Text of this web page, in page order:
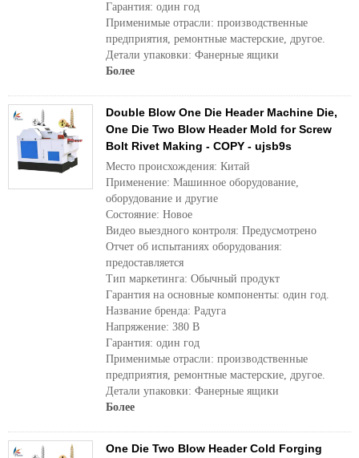
Гарантия: один год
Применимые отрасли: производственные
предприятия, ремонтные мастерские, другое.
Детали упаковки: Фанерные ящики
Более
Double Blow One Die Header Machine Die,
One Die Two Blow Header Mold for Screw
Bolt Rivet Making - COPY - ujsb9s
Место происхождения: Китай
Применение: Машинное оборудование,
оборудование и другие
Состояние: Новое
Видео выездного контроля: Предусмотрено
Отчет об испытаниях оборудования:
предоставляется
Тип маркетинга: Обычный продукт
Гарантия на основные компоненты: один год.
Название бренда: Радуга
Напряжение: 380 В
Гарантия: один год
Применимые отрасли: производственные
предприятия, ремонтные мастерские, другое.
Детали упаковки: Фанерные ящики
Более
One Die Two Blow Header Cold Forging